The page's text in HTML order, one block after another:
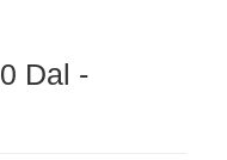
Dal -